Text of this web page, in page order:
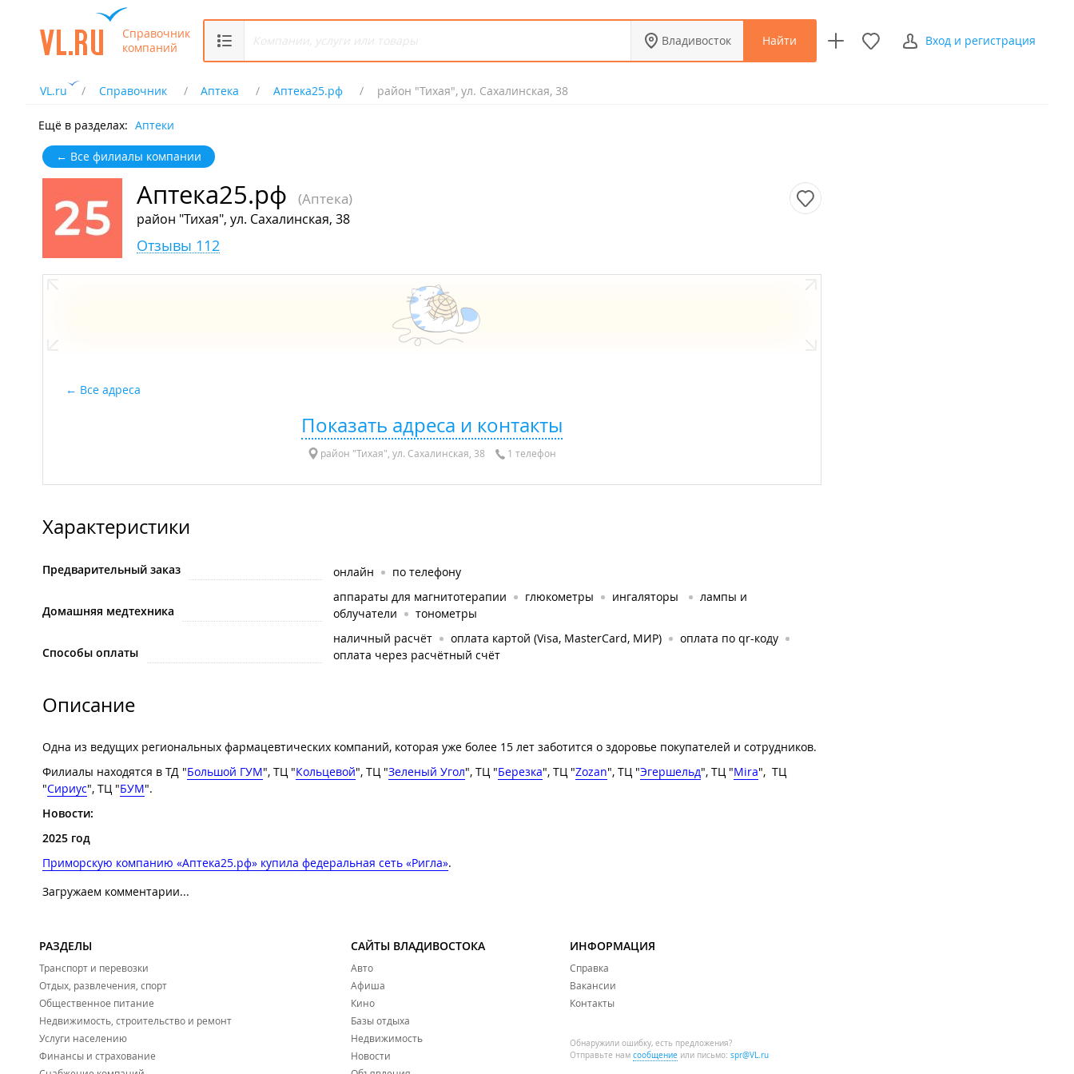
Справочник
компаний
Владивосток Найти Вход и регистрация
VL.ru Справочник Аптека Аптека25.рф район "Тихая", ул. Сахалинская, 38
Ещё в разделах: Аптеки
← Все филиалы компании
Аптека25.рф (Аптека)
район "Тихая", ул. Сахалинская, 38
Отзывы 112
Все адреса
Показать адреса и контакты
район "Тихая", ул. Сахалинская, 38 1 телефон
Характеристики
Предварительный заказ онлайн по телефону
Домашняя медтехника
аппараты для магнитотерапии глюкометры ингаляторы
лампы и
облучатели
тонометры
Способы оплаты
наличный расчёт оплата картой (Visa, MasterCard, МИР)
оплата по qr-коду
оплата через расчётный счёт
Описание
Одна из ведущих региональных фармацевтических компаний, которая уже более 15 лет заботится о здоровье покупателей и сотрудников.
Филиалы находятся в ТД "Большой ГУМ", ТЦ "Кольцевой", ​ТЦ "Зеленый Угол", ТЦ "Березка", ТЦ "Zozan", ТЦ "Эгершельд", ТЦ "Mira", ТЦ
"Сириус", ТЦ "БУМ".
Новости:
2025 год
Приморскую компанию «Аптека25.рф» купила федеральная сеть «Ригла».
Загружаем комментарии...
РАЗДЕЛЫ
Транспорт и перевозки
Отдых, развлечения, спорт
Общественное питание
Недвижимость, строительство и ремонт
Услуги населению
Финансы и страхование
САЙТЫ ВЛАДИВОСТОКА
Авто
Афиша
Кино
Базы отдыха
Недвижимость
Новости
ИНФОРМАЦИЯ
Справка
Вакансии
Контакты
Обнаружили ошибку, есть предложения?
Отправьте нам сообщение или письмо: spr@VL.ru